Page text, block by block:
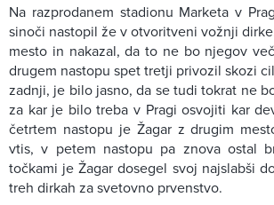
Na razprodanem stadionu Marketa v
sinoči nastopil že v otvoritveni vožnji
mesto in nakazal, da to ne bo njegov
drugem nastopu spet tretji privozil skozi
zadnji, je bilo jasno, da se tudi tokrat ne
za kar je bilo treba v Pragi osvojiti kar
četrtem nastopu je Žagar z drugim
vtis, v petem nastopu pa znova ostal
točkami je Žagar dosegel svoj najslabši
treh dirkah za svetovno prvenstvo.